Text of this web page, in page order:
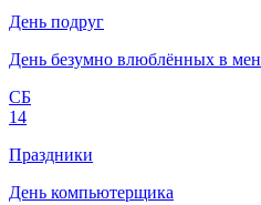
День подруг
День безумно влюблённых в
СБ
14
Праздники
День компьютерщика